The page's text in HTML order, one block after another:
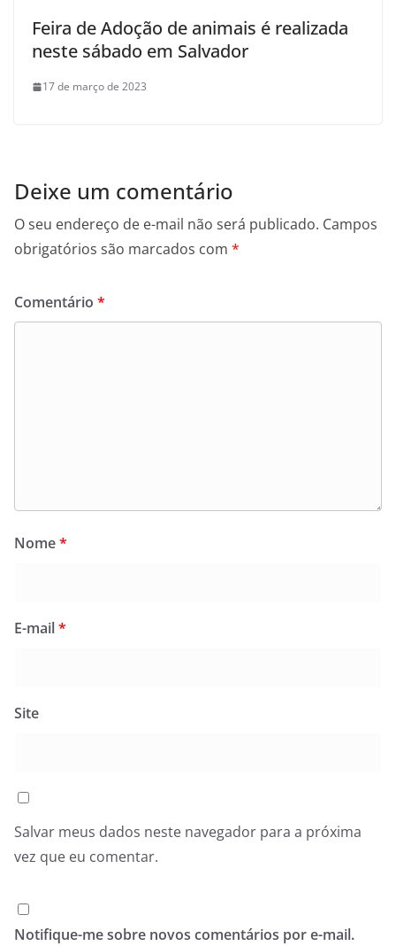
Feira de Adoção de animais é realizada
neste sábado em Salvador
17 de março de 2023
Deixe um comentário
O seu endereço de e-mail não será publicado. Campos
obrigatórios são marcados com *
Comentário *
Nome*
E-mail*
Site
Salvar meus dados neste navegador para a próxima
vez que eu comentar.
Notifique-me sobre novos comentários por e-mail.